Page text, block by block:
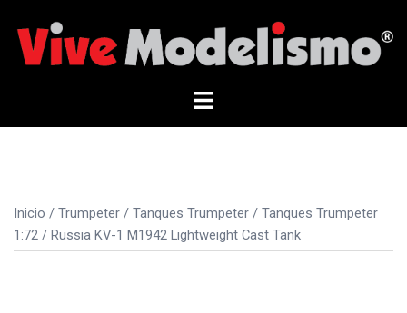
contenido
Alternar
Inicio / Trumpeter / Tanques Trumpeter / Tanques Trumpeter
1:72 / Russia KV-1 M1942 Lightweight Cast Tank